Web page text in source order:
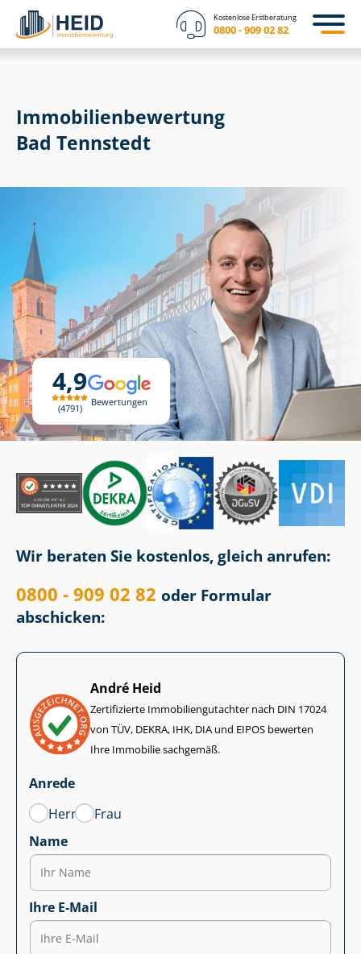
Kostenlose Erstberatung
0800 - 909 02 82
4,9
4791
Bewertungen
Immobilien­bewertung
Bad Tennstedt
Wir beraten Sie kostenlos, gleich anrufen:
0800 - 909 02 82 oder Formular
abschicken:
André Heid
Zertifizierte Im­mo­bi­li­en­gut­ach­ter nach DIN 17024
von TÜV, DEKRA, IHK, DIA und EIPOS bewerten
Ihre Immobilie sachgemäß.
Anrede
Herr
Frau
Name
Ihre E-Mail